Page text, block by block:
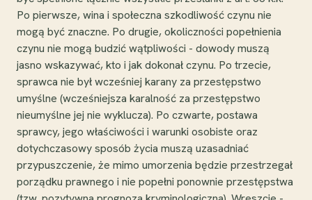
Po pierwsze, wina i społeczna szkodliwość czynu nie
mogą być znaczne. Po drugie, okoliczności popełnienia
czynu nie mogą budzić wątpliwości - dowody muszą
jasno wskazywać, kto i jak dokonał czynu. Po trzecie,
sprawca nie był wcześniej karany za przestępstwo
umyślne (wcześniejsza karalność za przestępstwo
nieumyślne jej nie wyklucza). Po czwarte, postawa
sprawcy, jego właściwości i warunki osobiste oraz
dotychczasowy sposób życia muszą uzasadniać
przypuszczenie, że mimo umorzenia będzie przestrzegał
porządku prawnego i nie popełni ponownie przestępstwa